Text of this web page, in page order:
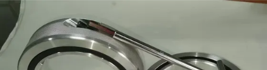
MAISON
PRODUITS